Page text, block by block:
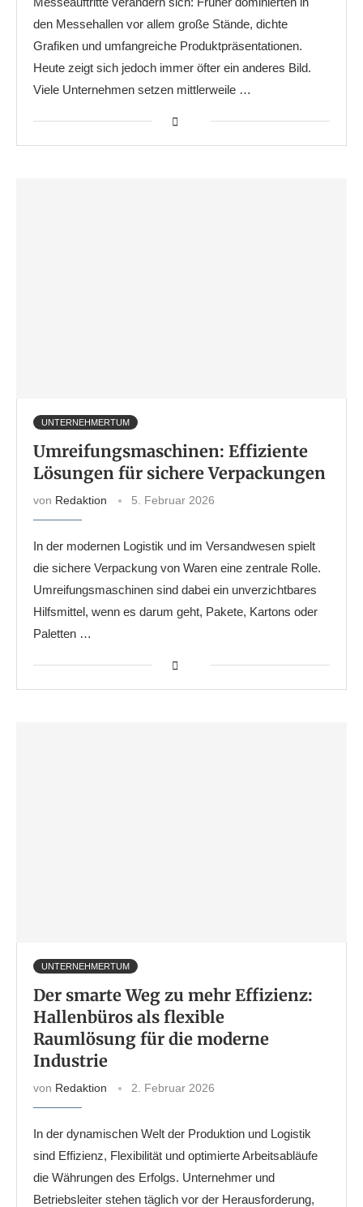
den Messehallen vor allem große Stände, dichte
Grafiken und umfangreiche Produktpräsentationen.
Heute zeigt sich jedoch immer öfter ein anderes Bild.
Viele Unternehmen setzen mittlerweile …
UNTERNEHMERTUM
Umreifungsmaschinen: Effiziente
Lösungen für sichere Verpackungen
von Redaktion 5. Februar 2026
In der modernen Logistik und im Versandwesen spielt
die sichere Verpackung von Waren eine zentrale Rolle.
Umreifungsmaschinen sind dabei ein unverzichtbares
Hilfsmittel, wenn es darum geht, Pakete, Kartons oder
Paletten …
UNTERNEHMERTUM
Der smarte Weg zu mehr Effizienz:
Hallenbüros als flexible
Raumlösung für die moderne
Industrie
von Redaktion 2. Februar 2026
In der dynamischen Welt der Produktion und Logistik
sind Effizienz, Flexibilität und optimierte Arbeitsabläufe
die Währungen des Erfolgs. Unternehmer und
Betriebsleiter stehen täglich vor der Herausforderung,